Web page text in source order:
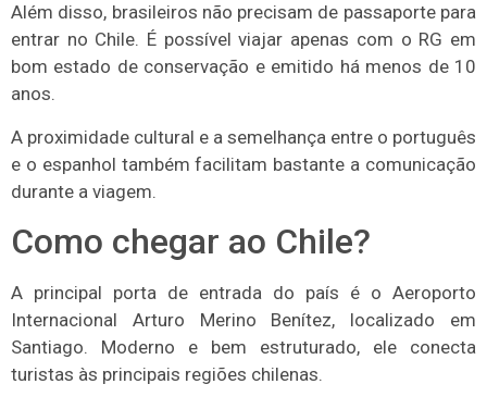
Além disso, brasileiros não precisam de passaporte para
entrar no Chile. É possível viajar apenas com o RG em
bom estado de conservação e emitido há menos de 10
anos.
A proximidade cultural e a semelhança entre o português
e o espanhol também facilitam bastante a comunicação
durante a viagem.
Como chegar ao Chile?
A principal porta de entrada do país é o Aeroporto
Internacional Arturo Merino Benítez, localizado em
Santiago. Moderno e bem estruturado, ele conecta
turistas às principais regiões chilenas.